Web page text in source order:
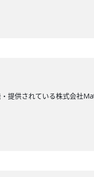
提供されている株式会社